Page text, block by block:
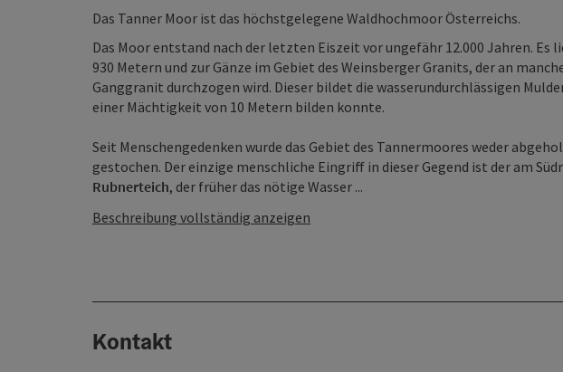
Das Tanner Moor ist das höchstgelegene Waldhochmoor Österreichs.
Das Moor entstand nach der letzten Eiszeit vor ungefähr 12.000 Jahren. Es
930 Metern und zur Gänze im Gebiet des Weinsberger Granits, der an
Ganggranit durchzogen wird. Dieser bildet die wasserundurchlässigen
einer Mächtigkeit von 10 Metern bilden konnte.
Seit Menschengedenken wurde das Gebiet des Tannermoores weder
gestochen. Der einzige menschliche Eingriff in dieser Gegend ist der am
Rubnerteich, der früher das nötige Wasser ...
Beschreibung vollständig anzeigen
Kontakt